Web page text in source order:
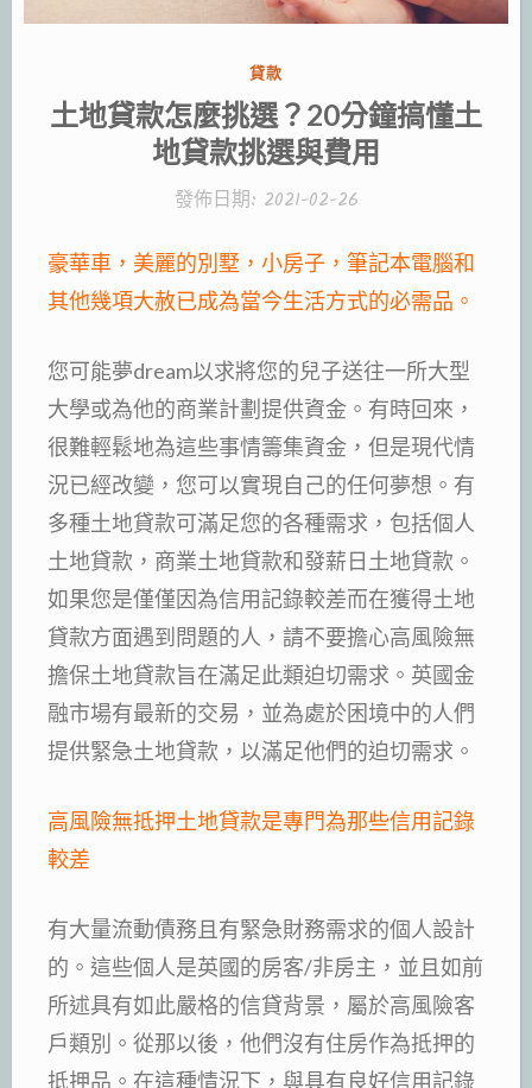
分
類:
貸款
土地貸款怎麼挑選？20分鐘搞懂土
地貸款挑選與費用
發佈日期: 2021-02-26
豪華車，美麗的別墅，小房子，筆記本電腦和
其他幾項大赦已成為當今生活方式的必需品。
您可能夢dream以求將您的兒子送往一所大型
大學或為他的商業計劃提供資金。有時回來，
很難輕鬆地為這些事情籌集資金，但是現代情
況已經改變，您可以實現自己的任何夢想。有
多種土地貸款可滿足您的各種需求，包括個人
土地貸款，商業土地貸款和發薪日土地貸款。
如果您是僅僅因為信用記錄較差而在獲得土地
貸款方面遇到問題的人，請不要擔心高風險無
擔保土地貸款旨在滿足此類迫切需求。英國金
融市場有最新的交易，並為處於困境中的人們
提供緊急土地貸款，以滿足他們的迫切需求。
高風險無抵押土地貸款是專門為那些信用記錄
較差
有大量流動債務且有緊急財務需求的個人設計
的。這些個人是英國的房客/非房主，並且如前
所述具有如此嚴格的信貸背景，屬於高風險客
戶類別。從那以後，他們沒有住房作為抵押的
抵押品。在這種情況下，與具有良好信用記錄